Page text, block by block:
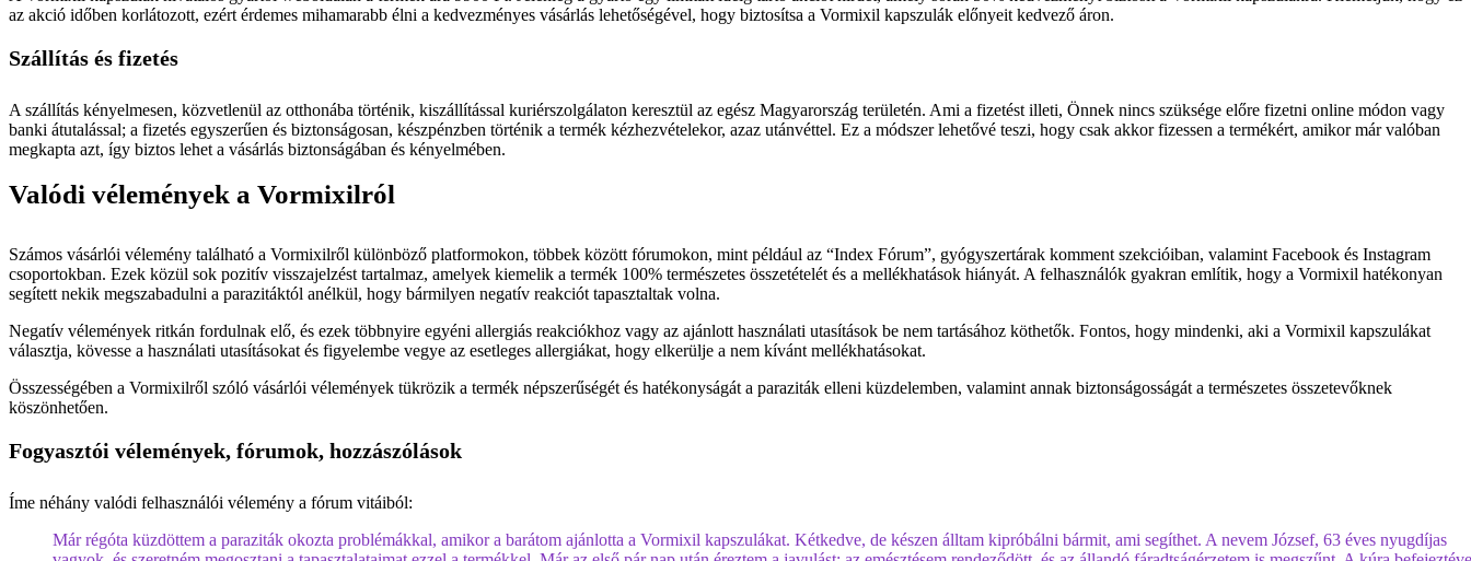
az akció időben korlátozott, ezért érdemes mihamarabb élni a kedvezményes vásárlás lehetőségével, hogy biztosítsa a Vormixil kapszulák előnyeit kedvező áron.
Szállítás és fizetés
A szállítás kényelmesen, közvetlenül az otthonába történik, kiszállítással kuriérszolgálaton keresztül az egész Magyarország területén. Ami a fizetést illeti, Önnek nincs szüksége előre fizetni online módon vagy
banki átutalással; a fizetés egyszerűen és biztonságosan, készpénzben történik a termék kézhezvételekor, azaz utánvéttel. Ez a módszer lehetővé teszi, hogy csak akkor fizessen a termékért, amikor már valóban
megkapta azt, így biztos lehet a vásárlás biztonságában és kényelmében.
Valódi vélemények a Vormixilról
Számos vásárlói vélemény található a Vormixilről különböző platformokon, többek között fórumokon, mint például az “Index Fórum”, gyógyszertárak komment szekcióiban, valamint Facebook és Instagram
csoportokban. Ezek közül sok pozitív visszajelzést tartalmaz, amelyek kiemelik a termék 100% természetes összetételét és a mellékhatások hiányát. A felhasználók gyakran említik, hogy a Vormixil hatékonyan
segített nekik megszabadulni a parazitáktól anélkül, hogy bármilyen negatív reakciót tapasztaltak volna.
Negatív vélemények ritkán fordulnak elő, és ezek többnyire egyéni allergiás reakciókhoz vagy az ajánlott használati utasítások be nem tartásához köthetők. Fontos, hogy mindenki, aki a Vormixil kapszulákat
választja, kövesse a használati utasításokat és figyelembe vegye az esetleges allergiákat, hogy elkerülje a nem kívánt mellékhatásokat.
Összességében a Vormixilről szóló vásárlói vélemények tükrözik a termék népszerűségét és hatékonyságát a paraziták elleni küzdelemben, valamint annak biztonságosságát a természetes összetevőknek
köszönhetően.
Fogyasztói vélemények, fórumok, hozzászólások
Íme néhány valódi felhasználói vélemény a fórum vitáiból:
Már régóta küzdöttem a paraziták okozta problémákkal, amikor a barátom ajánlotta a Vormixil kapszulákat. Kétkedve, de készen álltam kipróbálni bármit, ami segíthet. A nevem József, 63 éves nyugdíjas